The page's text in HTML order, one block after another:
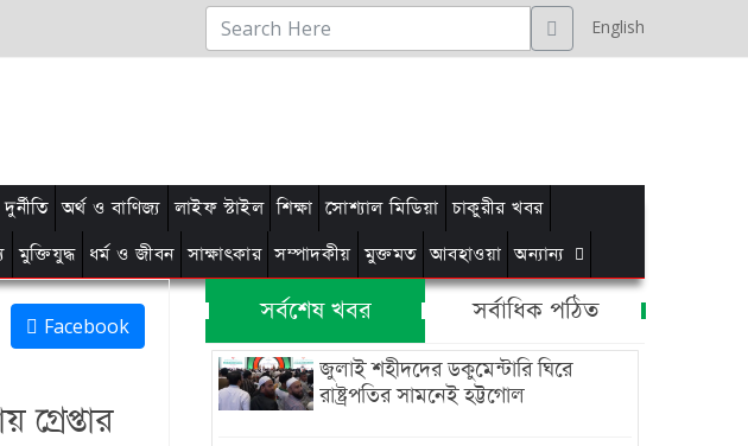
English
অর্থ ও বাণিজ্য লাইফ স্টাইল শিক্ষা সোশ্যাল মিডিয়া চাকুরীর খবর
মুক্তিযুদ্ধ ধর্ম ও জীবন সাক্ষাৎকার সম্পাদকীয় মুক্তমত আবহাওয়া অন্যান্য
Facebook সর্বশেষ খবর সর্বাধিক পঠিত
জুলাই শহীদদের ডকুমেন্টারি ঘিরে
রাষ্ট্রপতির সামনেই হট্টগোল